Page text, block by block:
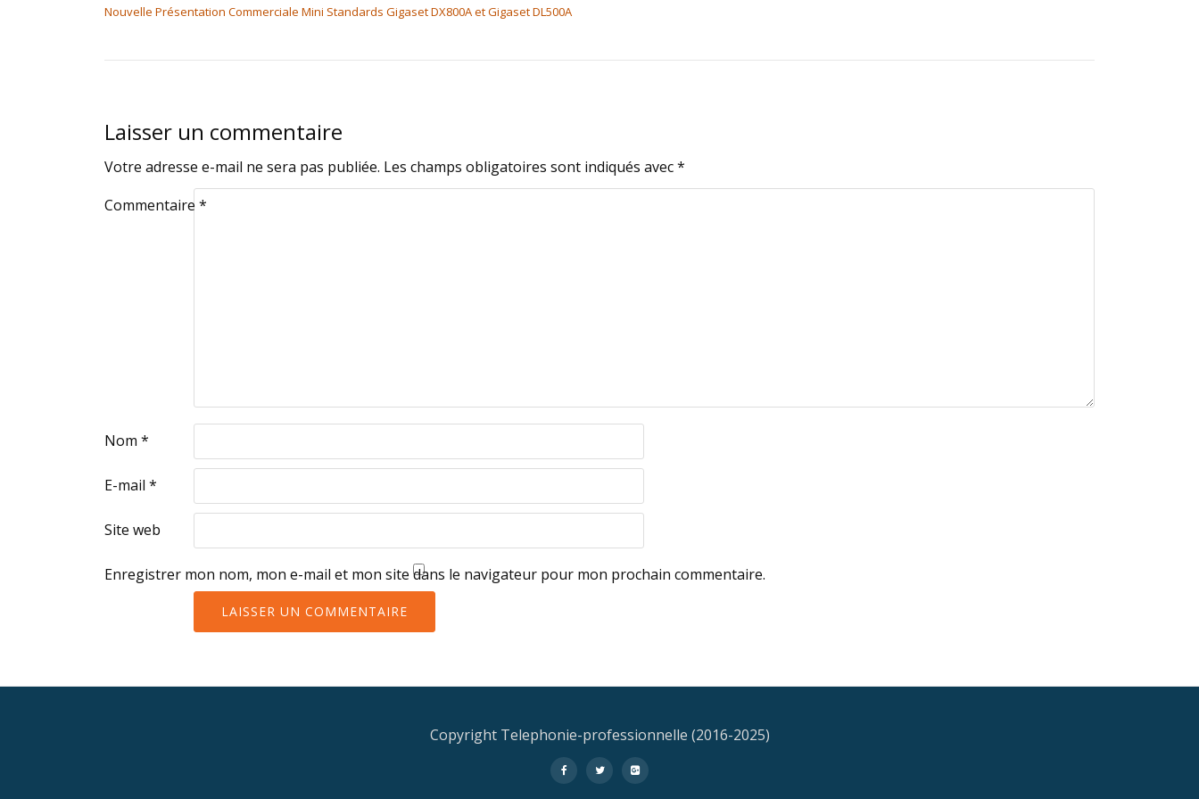
Nouvelle Présentation Commerciale Mini Standards Gigaset DX800A et Gigaset DL500A
Laisser un commentaire
Votre adresse e-mail ne sera pas publiée. Les champs obligatoires sont indiqués avec*
Commentaire *
Nom *
E-mail *
Site web
Enregistrer mon nom, mon e-mail et mon site dans le navigateur pour mon prochain commentaire.
Copyright Telephonie-professionnelle (2016-2025)
- - -